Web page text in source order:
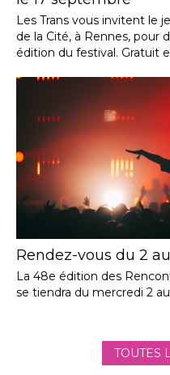
Les Trans vous invitent le
de la Cité, à Rennes, pour
édition du festival. Gratuit
Rendez-vous du 2
La 48e édition des
se tiendra du mercredi 2
TOUTES